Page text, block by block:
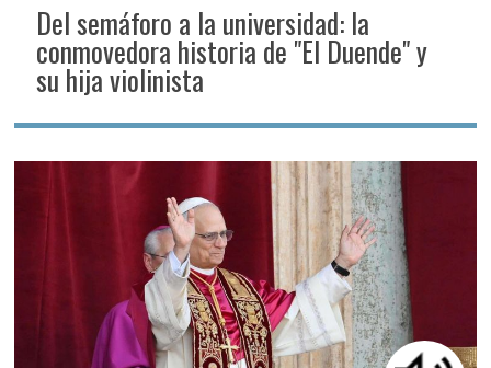
Del semáforo a la universidad: la
conmovedora historia de "El Duende" y
su hija violinista